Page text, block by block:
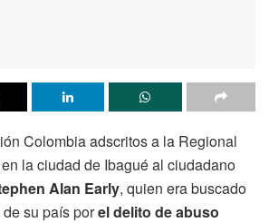
Colombia adscritos a la Regional
la ciudad de Ibagué al ciudadano
Alan Early, quien era buscado
su país porel delito de abuso